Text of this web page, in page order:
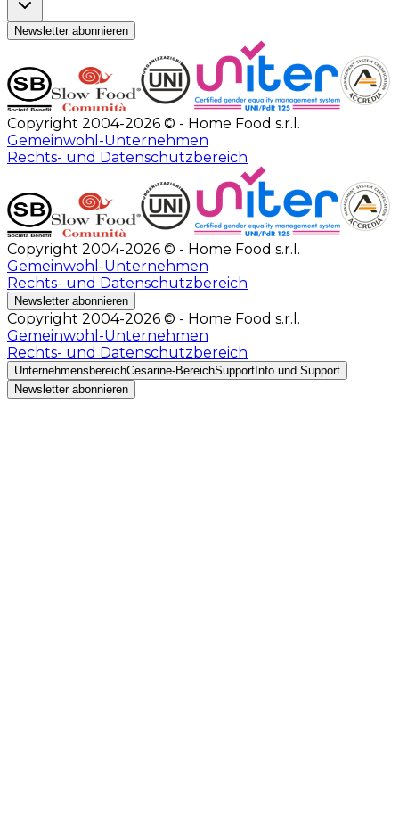
Newsletter abonnieren
Copyright 2004-2026 © - Home Food s.r.l.
Gemeinwohl-Unternehmen
Rechts- und Datenschutzbereich
Copyright 2004-2026 © - Home Food s.r.l.
Gemeinwohl-Unternehmen
Rechts- und Datenschutzbereich
Newsletter abonnieren
Copyright 2004-2026 © - Home Food s.r.l.
Gemeinwohl-Unternehmen
Rechts- und Datenschutzbereich
UnternehmensbereichCesarine-BereichSupport Info und Support
Newsletter abonnieren